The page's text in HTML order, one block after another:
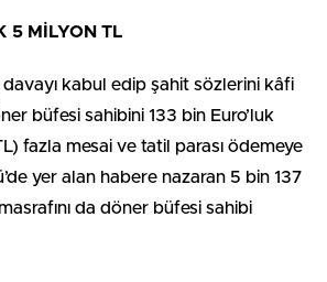
5 MİLYON TL
davayı kabul edip şahit sözlerini kâfi
büfesi sahibini 133 bin Euro’luk
fazla mesai ve tatil parası ödemeye
yer alan habere nazaran 5 bin 137
da döner büfesi sahibi